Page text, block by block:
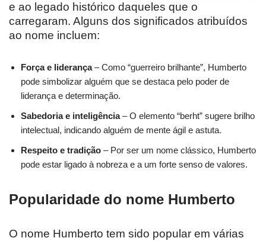
e ao legado histórico daqueles que o
carregaram. Alguns dos significados atribuídos
ao nome incluem:
Força e liderança– Como “guerreiro brilhante”, Humberto
pode simbolizar alguém que se destaca pelo poder de
liderança e determinação.
Sabedoria e inteligência– O elemento “berht” sugere brilho
intelectual, indicando alguém de mente ágil e astuta.
Respeito e tradição – Por ser um nome clássico, Humberto
pode estar ligado à nobreza e a um forte senso de valores.
Popularidade do nome Humberto
O nome Humberto tem sido popular em várias